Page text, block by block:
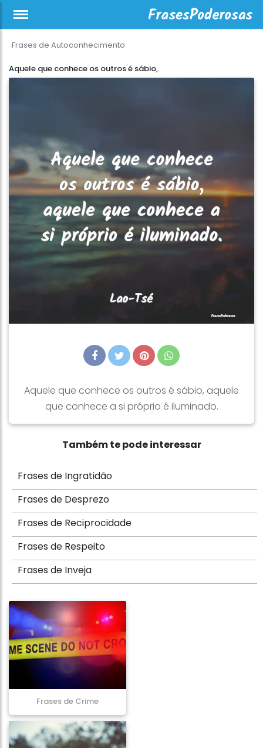
Frases de Autoconhecimento
Aquele que conhece os outros é sábio,
Aquele que conhece os outros é sábio, aquele
que conhece a si próprio é iluminado.
Também te pode interessar
Frases de Ingratidão
Frases de Desprezo
Frases de Reciprocidade
Frases de Respeito
Frases de Inveja
Frases de Crime